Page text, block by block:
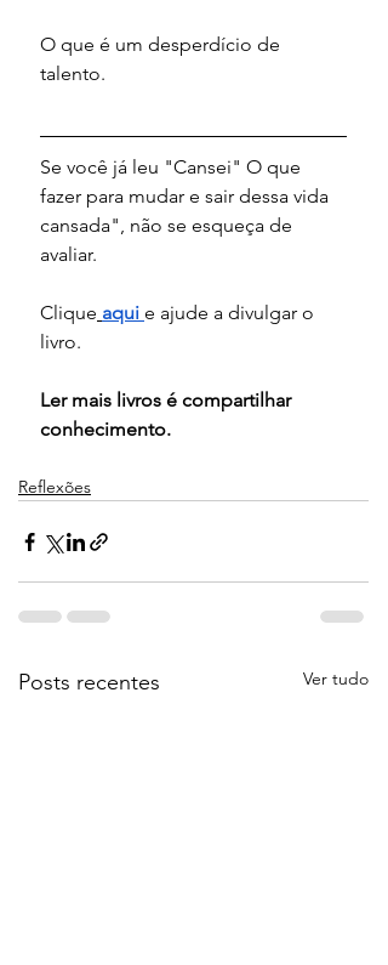
O que é um desperdício de
talento.
Se você já leu "Cansei" O que
fazer para mudar e sair dessa vida
cansada", não se esqueça de
avaliar.
Clique aqui e ajude a divulgar o
livro.
Ler mais livros é compartilhar
conhecimento.
Reflexões
Posts recentes Ver tudo